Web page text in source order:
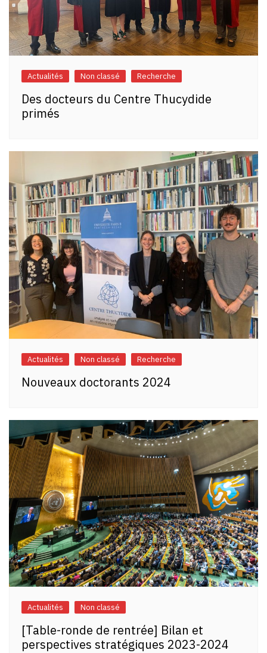
Actualités Non classé Recherche
Des docteurs du Centre Thucydide
primés
Actualités Non classé Recherche
Nouveaux doctorants 2024
Actualités Non classé
[Table-ronde de rentrée] Bilan et
perspectives stratégiques 2023-2024